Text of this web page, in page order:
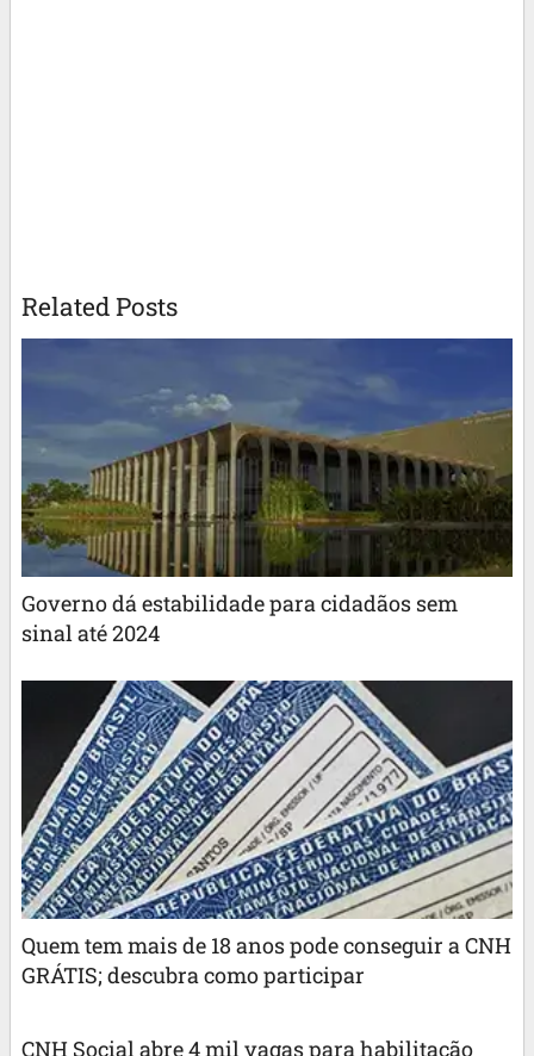
Related Posts
Governo dá estabilidade para cidadãos sem
sinal até 2024
Quem tem mais de 18 anos pode conseguir a CNH
GRÁTIS; descubra como participar
CNH Social abre 4 mil vagas para habilitação